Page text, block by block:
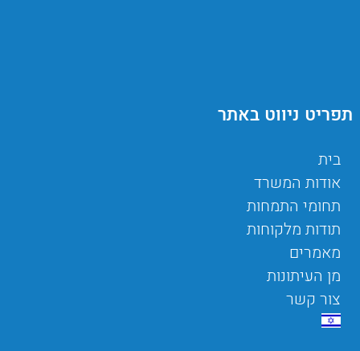
תפריט ניווט באתר
בית
אודות המשרד
תחומי התמחות
תודות מלקוחות
מאמרים
מן העיתונות
צור קשר